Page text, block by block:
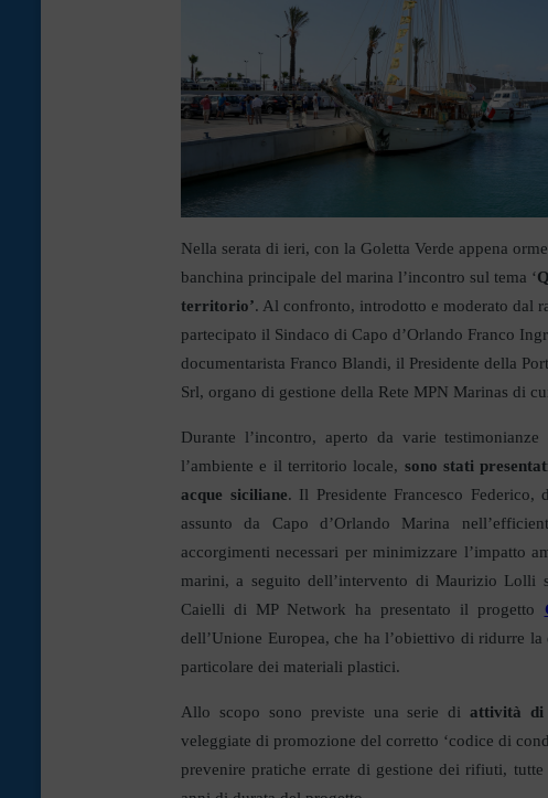
Nella serata di ieri, con la Goletta Verde appena
banchina principale del marina l’incontro sul tema ‘
territorio’. Al confronto, introdotto e moderato dal
partecipato il Sindaco di Capo d’Orlando Franco
documentarista Franco Blandi, il Presidente della
Srl, organo di gestione della Rete MPN Marinas di
Durante l’incontro, aperto da varie
l’ambiente e il territorio locale, sono stati
acque siciliane. Il Presidente Francesco
assunto da Capo d’Orlando Marina
accorgimenti necessari per minimizzare l’impatto
marini, a seguito dell’intervento di Maurizio Lolli
Caielli di MP Network ha presentato il progetto
dell’Unione Europea, che ha l’obiettivo di ridurre
particolare dei materiali plastici.
Allo scopo sono previste una serie diattività di
veleggiate di promozione del corretto ‘codice di
prevenire pratiche errate di gestione dei rifiuti,